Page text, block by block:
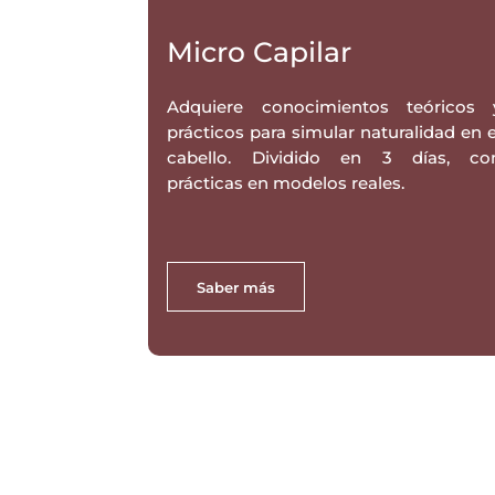
Micro Capilar
Adquiere conocimientos teóricos
prácticos para simular naturalidad en
cabello. Dividido en 3 días,
prácticas en modelos reales.
Saber más